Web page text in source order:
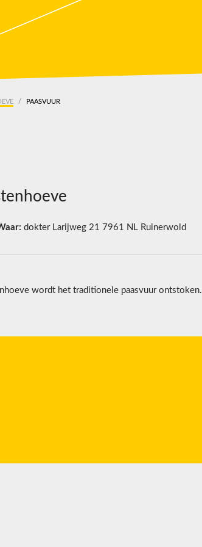
PAASVUUR
dokter Larijweg 21 7961 NL Ruinerwold
wordt het traditionele paasvuur ontstoken.